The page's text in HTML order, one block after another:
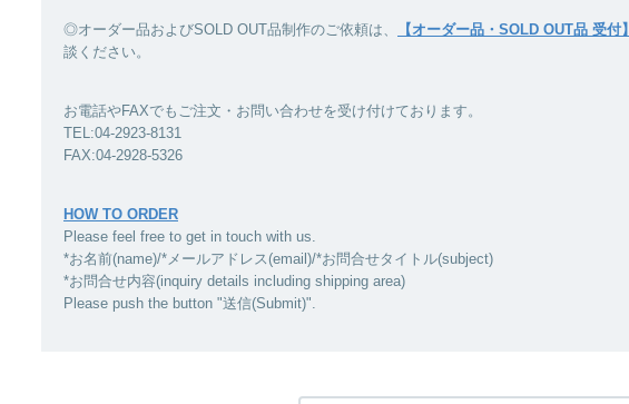
◎オーダー品およびSOLD OUT品制作のご依頼は、 【オーダー品・SOLD OUT品 受付】
談ください。
お電話やFAXでもご注文・お問い合わせを受け付けております。
TEL:04-2923-8131
FAX:04-2928-5326
HOW TO ORDER
Please feel free to get in touch with us.
*お名前(name)/*メールアドレス(email)/*お問合せタイトル(subject)
*お問合せ内容(inquiry details including shipping area)
Please push the button "送信(Submit)".